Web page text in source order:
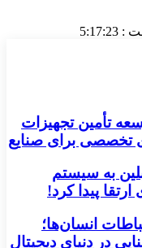
:
5:17:24
تأمین تجهیزات
تخصصی برای صنایع
به سیستم
پیدا کرد!
انسان‌ها؛
در دنیای دیجیتال